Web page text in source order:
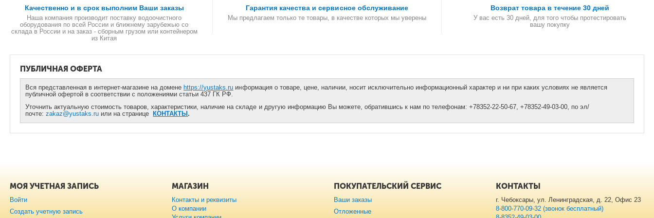
Качественно и в срок выполним Ваши заказы
Наша компания производит поставку водоочистного
оборудования по всей России и ближнему зарубежью со
склада в России и на заказ - сборным грузом или контейнером
из Китая
Гарантия качества и сервисное обслуживание
Мы предлагаем только те товары, в качестве которых мы уверены
Возврат товара в течение 30 дней
У вас есть 30 дней, для того чтобы протестировать
вашу покупку
ПУБЛИЧНАЯ ОФЕРТА
Вся представленная в интернет-магазине на домене https://yustaks.ru информация о товаре, цене, наличии, носит исключительно информационный характер и ни при каких условиях не является
публичной офертой в соответствии с положениями статьи 437 ГК РФ.
Уточнить актуальную стоимость товаров, характеристики, наличие на складе и другую информацию Вы можете, обратившись к нам по телефонам: +78352-22-50-67, +78352-49-03-00, по эл/
почте:zakaz@yustaks.ru или на странице КОНТАКТЫ.
МОЯ УЧЕТНАЯ ЗАПИСЬ
Войти
Создать учетную запись
МАГАЗИН
Контакты и реквизиты
О компании
ПОКУПАТЕЛЬСКИЙ СЕРВИС
Ваши заказы
Отложенные
КОНТАКТЫ
г. Чебоксары, ул. Ленинградская, д. 22, Офис 23
8-800-770-09-32 (звонок бесплатный)